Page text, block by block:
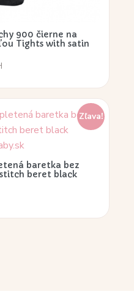
900 čierne na
Tights with satin
Zľava!
baretka bez
beret black